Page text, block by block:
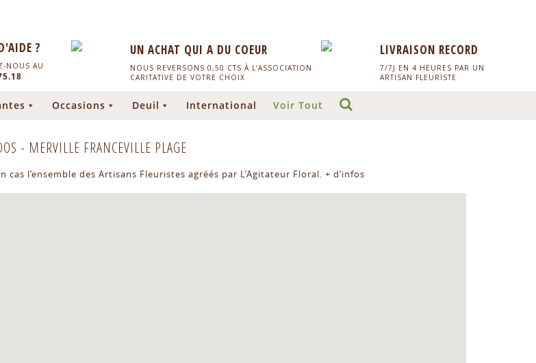
?
NOUS AU
UN ACHAT QUI A DU COEUR
NOUS REVERSONS 0,50 CTS À L’ASSOCIATION
CARITATIVE DE VOTRE CHOIX
LIVRAISON RECORD
7/7J EN 4 HEURES PAR UN
ARTISAN FLEURISTE
Occasions Deuil International Voir Tout
- MERVILLE FRANCEVILLE PLAGE
l’ensemble des Artisans Fleuristes agréés par L’Agitateur Floral. + d’infos